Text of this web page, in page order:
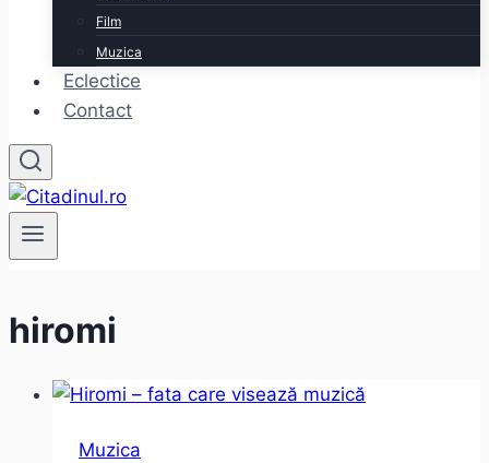
Film
Muzica
Eclectice
Contact
hiromi
Muzica